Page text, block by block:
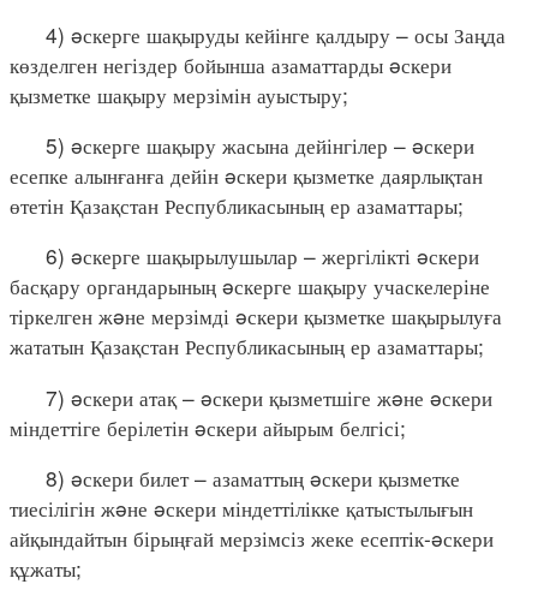
4) əскерге шақыруды кейінге қалдыру – осы Заңда
көзделген негіздер бойынша азаматтарды əскери
қызметке шақыру мерзімін ауыстыру;
5) əскерге шақыру жасына дейінгілер – əскери
есепке алынғанға дейін əскери қызметке даярлықтан
өтетін Қазақстан Республикасының ер азаматтары;
6) əскерге шақырылушылар – жергілікті əскери
басқару органдарының əскерге шақыру учаскелеріне
тіркелген жəне мерзімді əскери қызметке шақырылуға
жататын Қазақстан Республикасының ер азаматтары;
7) əскери атақ – əскери қызметшіге жəне əскери
міндеттіге берілетін əскери айырым белгісі;
8) əскери билет – азаматтың əскери қызметке
тиесілігін жəне əскери міндеттілікке қатыстылығын
айқындайтын бірыңғай мерзімсіз жеке есептік-əскери
құжаты;